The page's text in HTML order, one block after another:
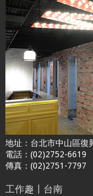
地址：台北市中山區復
電話：(02)2752-6619
傳真：(02)2751-7797
工作趣〡台南